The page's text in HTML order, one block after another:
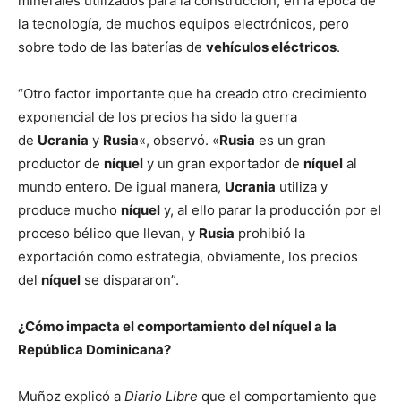
la tecnología, de muchos equipos electrónicos, pero
sobre todo de las baterías de vehículos eléctricos.
“Otro factor importante que ha creado otro crecimiento
exponencial de los precios ha sido la guerra
de Ucrania y Rusia«, observó. «Rusia es un gran
productor de níquel y un gran exportador de níquel al
mundo entero. De igual manera, Ucrania utiliza y
produce mucho níquel y, al ello parar la producción por el
proceso bélico que llevan, y Rusia prohibió la
exportación como estrategia, obviamente, los precios
del níquel se dispararon”.
¿Cómo impacta el comportamiento del níquel a la
República Dominicana?
Muñoz explicó a Diario Libre que el comportamiento que